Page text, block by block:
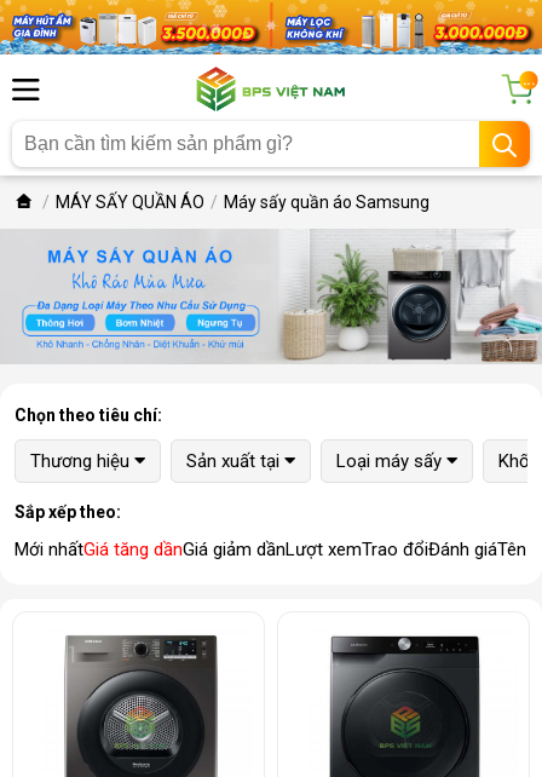
...
MÁY SẤY QUẦN ÁO Máy sấy quần áo Samsung
Chọn theo tiêu chí:
Thương hiệu Sản xuất tại Loại máy sấy Khối
Sắp xếp theo:
Mới nhấtGiá tăng dầnGiá giảm dầnLượt xemTrao đổiĐánh giáTên